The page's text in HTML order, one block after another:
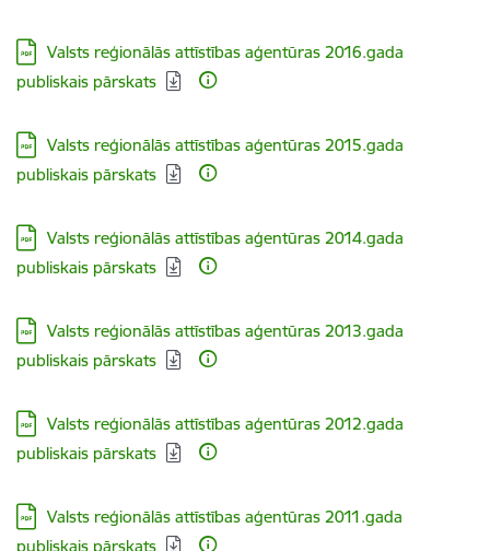
Lejupielādēt:
Valsts reģionālās attīstības aģentūras 2016.gada
publiskais pārskats
Lejupielādēt:
Valsts reģionālās attīstības aģentūras 2015.gada
publiskais pārskats
Lejupielādēt:
Valsts reģionālās attīstības aģentūras 2014.gada
publiskais pārskats
Lejupielādēt:
Valsts reģionālās attīstības aģentūras 2013.gada
publiskais pārskats
Lejupielādēt:
Valsts reģionālās attīstības aģentūras 2012.gada
publiskais pārskats
Lejupielādēt:
Valsts reģionālās attīstības aģentūras 2011.gada
publiskais pārskats